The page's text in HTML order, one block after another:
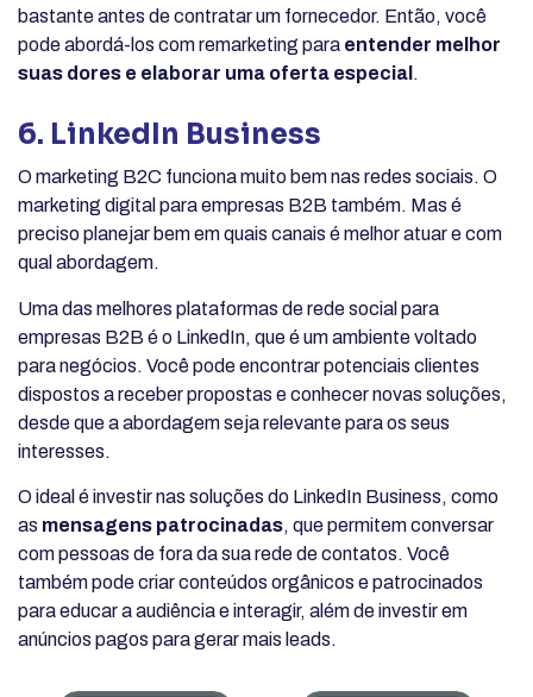
bastante antes de contratar um fornecedor. Então, você
pode abordá-los com remarketing para entender melhor
suas dores e elaborar uma oferta especial .
6. LinkedIn Business
O marketing B2C funciona muito bem nas redes sociais. O
marketing digital para empresas B2B também. Mas é
preciso planejar bem em quais canais é melhor atuar e com
qual abordagem.
Uma das melhores plataformas de rede social para
empresas B2B é o LinkedIn, que é um ambiente voltado
para negócios. Você pode encontrar potenciais clientes
dispostos a receber propostas e conhecer novas soluções,
desde que a abordagem seja relevante para os seus
interesses.
O ideal é investir nas soluções do LinkedIn Business, como
as mensagens patrocinadas, que permitem conversar
com pessoas de fora da sua rede de contatos. Você
também pode criar conteúdos orgânicos e patrocinados
para educar a audiência e interagir, além de investir em
anúncios pagos para gerar mais leads.